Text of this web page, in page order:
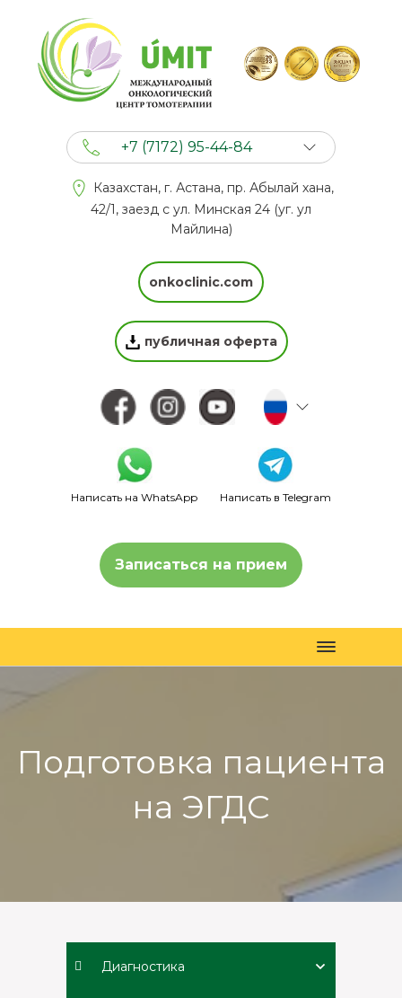
+7 (7172) 95-44-84
+7 (777) 201 44 44
Казахстан, г. Астана, пр. Абылай хана,
42/1, заезд с ул. Минская 24 (уг. ул
Майлина)
onkoclinic.com
публичная оферта
Написать на WhatsApp Написать в Telegram
Записаться на прием
Toggle
navigation
Подготовка пациента
на ЭГДС
Диагностика